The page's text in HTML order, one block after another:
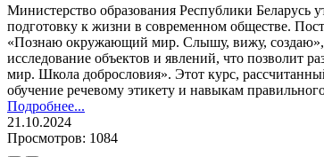
Министерство образования Республики Беларусь
подготовку к жизни в современном обществе.
«Познаю окружающий мир. Слышу, вижу, создаю»,
исследование объектов и явлений, что позволит
мир. Школа добрословия». Этот курс,
обучение речевому этикету и навыкам
Подробнее...
21.10.2024
Просмотров: 1084